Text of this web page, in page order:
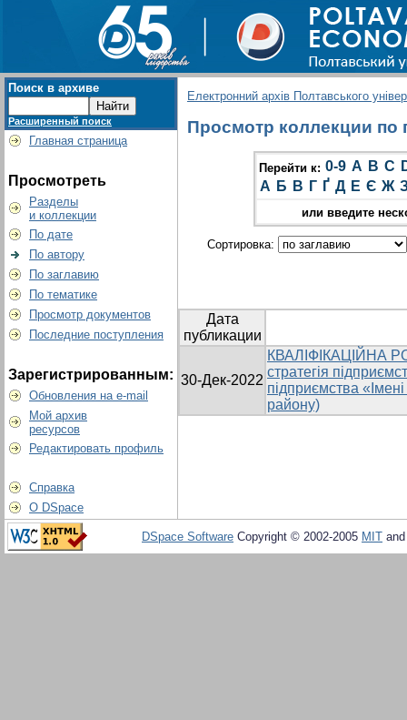
Поиск в архиве
Расширенный поиск
Главная страница
Просмотреть
Разделы
и коллекции
По дате
По автору
По заглавию
По тематике
Просмотр документов
Последние поступления
Зарегистрированным:
Обновления на e-mail
Мой архив
ресурсов
Редактировать профиль
Справка
О DSpace
Електронний архів Полтавського
Просмотр коллекции по
Перейти к: 0-9 A B C
А Б В Г Ґ Д Е Є Ж
или введите
Сортировка:
Дата
публикации
30-Дек-2022
КВАЛІФІКАЦІЙНА
стратегія
підприємства
району)
DSpace Software Copyright © 2002-2005 MIT